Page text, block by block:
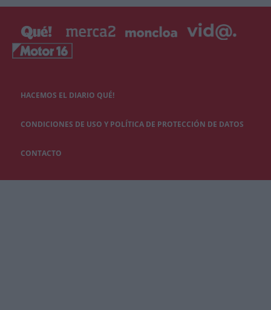
HACEMOS EL DIARIO QUÉ!
CONDICIONES DE USO Y POLÍTICA DE PROTECCIÓN DE DATOS
CONTACTO